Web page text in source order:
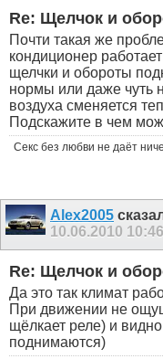
Re: Щелчок и
Почти такая же
кондиционер
щелчки и обороты
нормы или даже чуть
воздуха сменяется
Подскажите в чем
Секс без любви не даёт
Alex2005
10.06.2010 10:46
Re: Щелчок и
Да это так климат
При движении не
щёлкает реле) и
поднимаются)